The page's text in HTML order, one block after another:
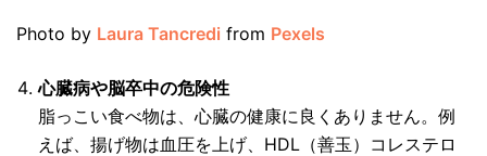
Photo by Laura Tancredi from Pexels
心臓病や脳卒中の危険性
脂っこい食べ物は、心臓の健康に良くありません。例
えば、揚げ物は血圧を上げ、HDL（善玉）コレステロ